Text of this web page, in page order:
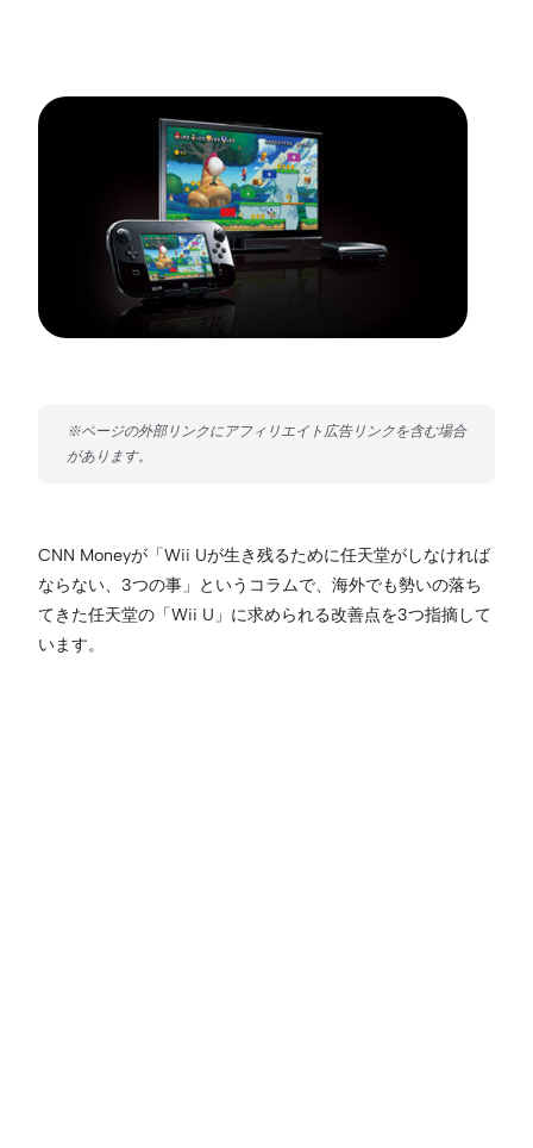
CNN Moneyが「Wii Uが生き残るために任天堂がしなければ
ならない、3つの事」というコラムで、海外でも勢いの落ち
てきた任天堂の「Wii U」に求められる改善点を3つ指摘して
います。